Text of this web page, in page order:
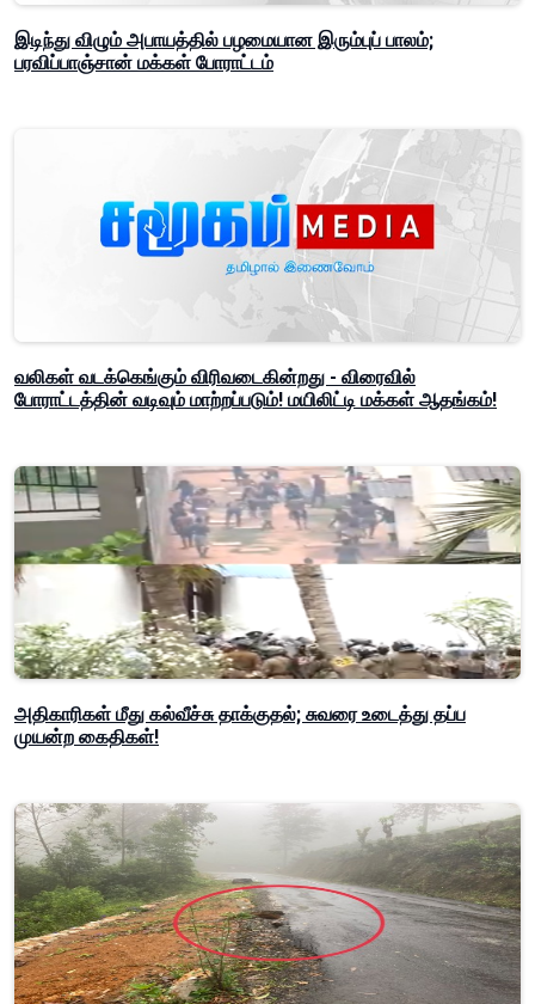
இடிந்து விழும் அபாயத்தில் பழமையான இரும்புப் பாலம்;
பரவிப்பாஞ்சான் மக்கள் போராட்டம்
வலிகள் வடக்கெங்கும் விரிவடைகின்றது - விரைவில்
போராட்டத்தின் வடிவும் மாற்றப்படும்! மயிலிட்டி மக்கள் ஆதங்கம்!
அதிகாரிகள் மீது கல்வீச்சு தாக்குதல்; சுவரை உடைத்து தப்ப
முயன்ற கைதிகள்!